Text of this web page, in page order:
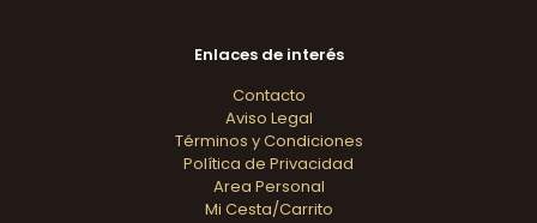
Enlaces de interés
Contacto
Aviso Legal
Términos y Condiciones
Política de Privacidad
Area Personal
Mi Cesta/Carrito